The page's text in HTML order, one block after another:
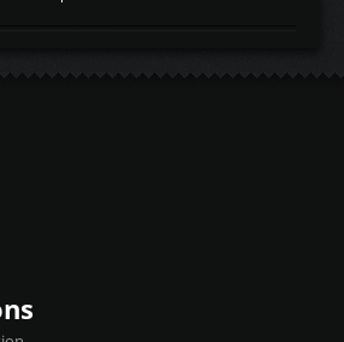
ex. pour atmo -30- 80°C
ldr moteurtemp
1370€ TTC Le
Vous pourrez
plomb à Ethanol à
ECONOMIQUES
calculateur d'origine
10cv et 15nm